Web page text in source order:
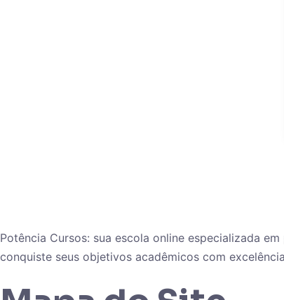
Potência Cursos: sua escola online especializada
conquiste seus objetivos acadêmicos com